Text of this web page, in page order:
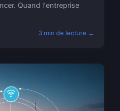
Quand l'entreprise
3 min de lecture →